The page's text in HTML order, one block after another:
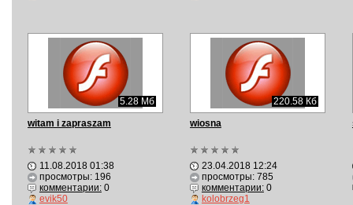
5.28 Мб
witam i zapraszam
11.08.2018 01:38
просмотры: 196
комментарии:0
evik50
220.58 Кб
wiosna
23.04.2018 12:24
просмотры: 785
комментарии:0
kolobrzeg1